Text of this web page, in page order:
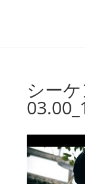
シー